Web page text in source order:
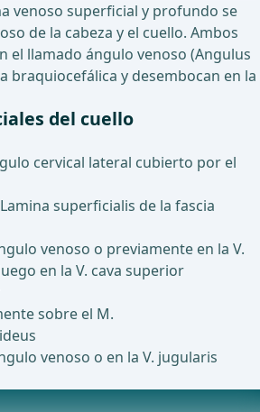
venoso superficial y profundo se
de la cabeza y el cuello. Ambos
el llamado ángulo venoso (Angulus
braquiocefálica y desembocan en la
del cuello
cervical lateral cubierto por el
superficialis de la fascia
venoso o previamente en la V.
en la V. cava superior
sobre el M.
venoso o en la V. jugularis